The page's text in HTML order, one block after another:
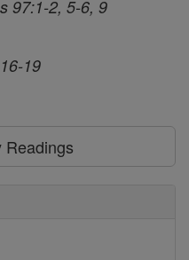
97:1-2, 5-6, 9
19
Readings